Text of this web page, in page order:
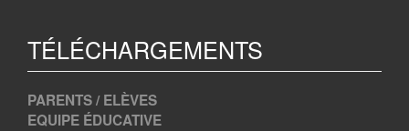
TÉLÉCHARGEMENTS
PARENTS / ELÈVES
EQUIPE ÉDUCATIVE